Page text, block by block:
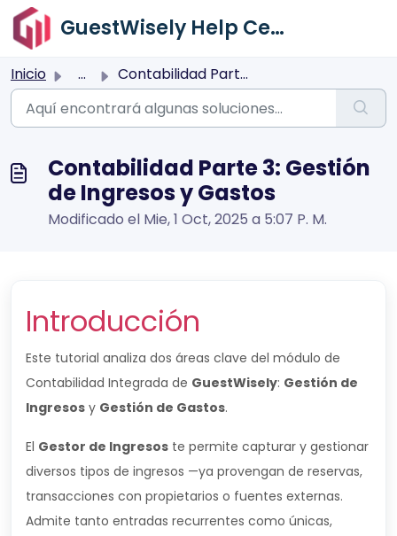
Saltar al contenido principal
GuestWisely Help Center
Inicio ... Contabilidad Parte 3: Gestión de Ingresos y Gastos
Contabilidad Parte 3: Gestión
de Ingresos y Gastos
Modificado el Mie, 1 Oct, 2025 a 5:07 P. M.
Introducción
Este tutorial analiza dos áreas clave del módulo de
Contabilidad Integrada de GuestWisely: Gestión de
Ingresos y Gestión de Gastos.
El Gestor de Ingresos te permite capturar y gestionar
diversos tipos de ingresos —ya provengan de reservas,
transacciones con propietarios o fuentes externas.
Admite tanto entradas recurrentes como únicas,